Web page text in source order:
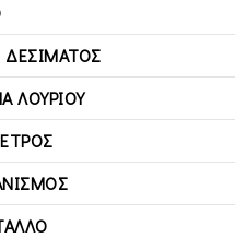
ΔΕΣΊΜΑΤΟΣ
ΛΟΥΡΙΟΎ